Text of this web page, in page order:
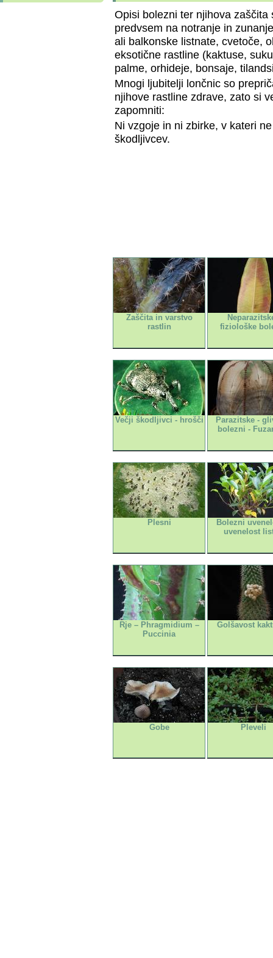
Opisi bolezni ter njihova zaščita
predvsem na notranje in
ali balkonske listnate, cvetoče,
eksotične rastline (kaktuse,
palme, orhideje, bonsaje,
Mnogi ljubitelji lončnic so
njihove rastline zdrave, zato si
zapomniti:
Ni vzgoje in ni zbirke, v kateri
škodljivcev.
Zaščita in varstvo
rastlin
fiziološke
Večji škodljivci - hrošči
Parazitske -
bolezni -
Plesni
Bolezni
uvenelost
Rje – Phragmidium –
Puccinia
Golšavost
Gobe Pleveli